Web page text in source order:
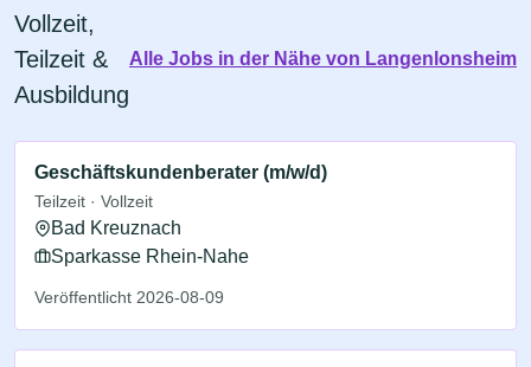
Vollzeit,
Teilzeit &
Ausbildung
Alle Jobs in der Nähe von Langenlonsheim
Geschäftskundenberater (m/w/d)
Teilzeit · Vollzeit
Bad Kreuznach
Sparkasse Rhein-Nahe
Veröffentlicht 2026-08-09